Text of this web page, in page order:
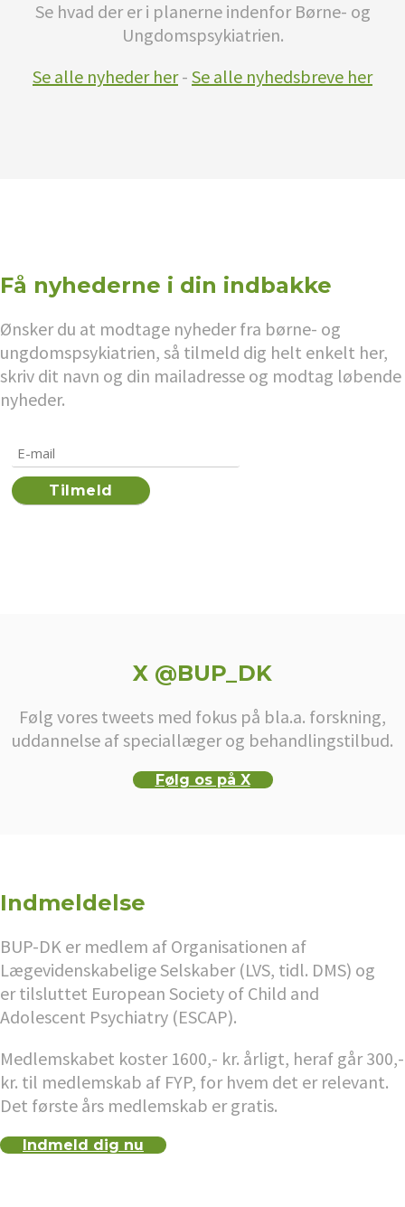
Se hvad der er i planerne indenfor Børne- og
Ungdomspsykiatrien.
Se alle nyheder her- Se alle nyhedsbreve her
Få nyhederne i din indbakke
Ønsker du at modtage nyheder fra børne- og
ungdomspsykiatrien, så tilmeld dig helt enkelt her,
skriv dit navn og din mailadresse og modtag løbende
nyheder.
X @BUP_DK
Følg vores tweets med fokus på bla.a. forskning,
uddannelse af speciallæger og behandlingstilbud.
Følg os på X
Indmeldelse
BUP-DK er medlem af Organisationen af
Lægevidenskabelige Selskaber (LVS, tidl. DMS) og
er tilsluttet European Society of Child and
Adolescent Psychiatry (ESCAP).
Medlemskabet koster 1600,- kr. årligt, heraf går 300,-
kr. til medlemskab af FYP, for hvem det er relevant.
Det første års medlemskab er gratis.
Indmeld dig nu